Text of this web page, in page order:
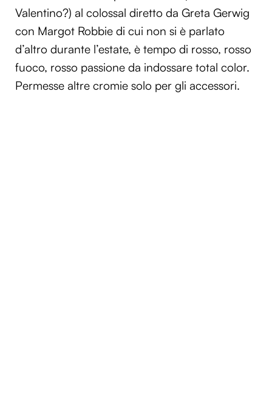
Valentino?) al colossal diretto da Greta Gerwig
con Margot Robbie di cui non si è parlato
d’altro durante l’estate, è tempo di rosso, rosso
fuoco, rosso passione da indossare total color.
Permesse altre cromie solo per gli accessori.